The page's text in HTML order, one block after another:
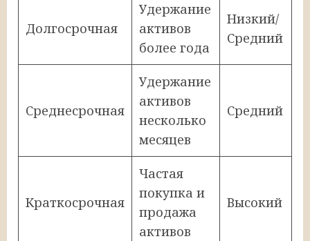
Долгосрочная
Удержание
активов
более года
Низкий/
Средний
Среднесрочная
Удержание
активов
несколько
месяцев
Средний
Краткосрочная
Частая
покупка и
продажа
активов
Высокий